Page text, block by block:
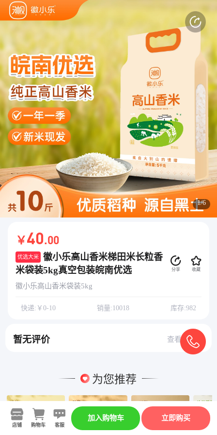
感受更好的使用体验
1/6
￥40.00
优选大米
徽小乐高山香米梯田米长粒香
米袋装5kg真空包装皖南优选
分享 收藏
徽小乐高山香米袋装5kg
快递:￥0-10 销量:10018 库存:982
暂无评价 查看全部
为您推荐
(3s)
(3s)
店铺 购物车 客服
加入购物车 立即购买
(3s)